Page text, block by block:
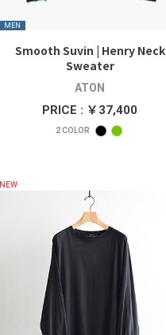
MEN
Smooth Suvin | Henry Neck
Sweater
ATON
PRICE : ￥37,400
2COLOR
NEW